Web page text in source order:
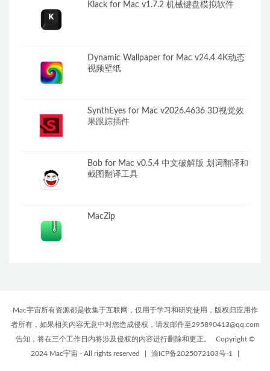
Klack for Mac v1.7.2 机械键盘模拟软件
Dynamic Wallpaper for Mac v24.4 4K动态
视频壁纸
SynthEyes for Mac v2026.4636 3D视觉效
果跟踪插件
Bob for Mac v0.5.4 中文破解版 划词翻译和
截图翻译工具
MacZip
Mac宇宙所有资源都是收集于互联网，仅用于学习和研究使用，版权归应用作
者所有，如果相关内容无意中对您造成侵权，请发邮件至295890413@qq.com
告知，将在三个工作日内将涉及侵权的内容进行删除和更正。
Copyright ©
2024 Mac宇宙 - All rights reserved
渝ICP备2025072103号-1